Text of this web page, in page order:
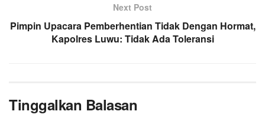
Next Post
Pimpin Upacara Pemberhentian Tidak Dengan Hormat,
Kapolres Luwu: Tidak Ada Toleransi
Tinggalkan Balasan